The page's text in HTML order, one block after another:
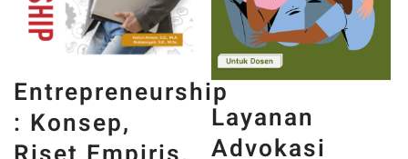
Entrepreneurship
: Konsep,
Layanan
Advokasi